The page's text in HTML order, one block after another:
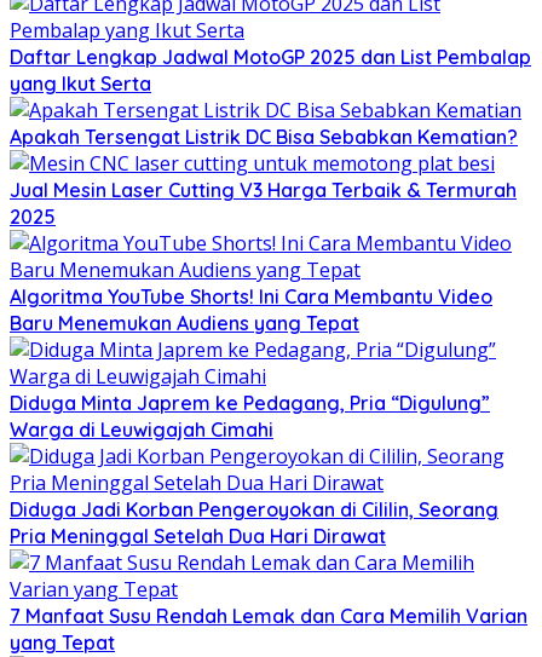
Daftar Lengkap Jadwal MotoGP 2025 dan List Pembalap
yang Ikut Serta
Apakah Tersengat Listrik DC Bisa Sebabkan Kematian?
Jual Mesin Laser Cutting V3 Harga Terbaik & Termurah
2025
Algoritma YouTube Shorts! Ini Cara Membantu Video
Baru Menemukan Audiens yang Tepat
Diduga Minta Japrem ke Pedagang, Pria “Digulung”
Warga di Leuwigajah Cimahi
Diduga Jadi Korban Pengeroyokan di Cililin, Seorang
Pria Meninggal Setelah Dua Hari Dirawat
7 Manfaat Susu Rendah Lemak dan Cara Memilih Varian
yang Tepat